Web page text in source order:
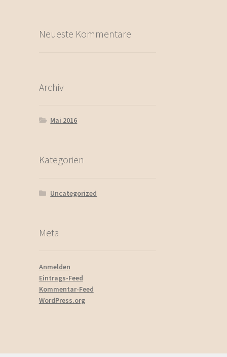
Neueste Kommentare
Archiv
Mai 2016
Kategorien
Uncategorized
Meta
Anmelden
Eintrags-Feed
Kommentar-Feed
WordPress.org